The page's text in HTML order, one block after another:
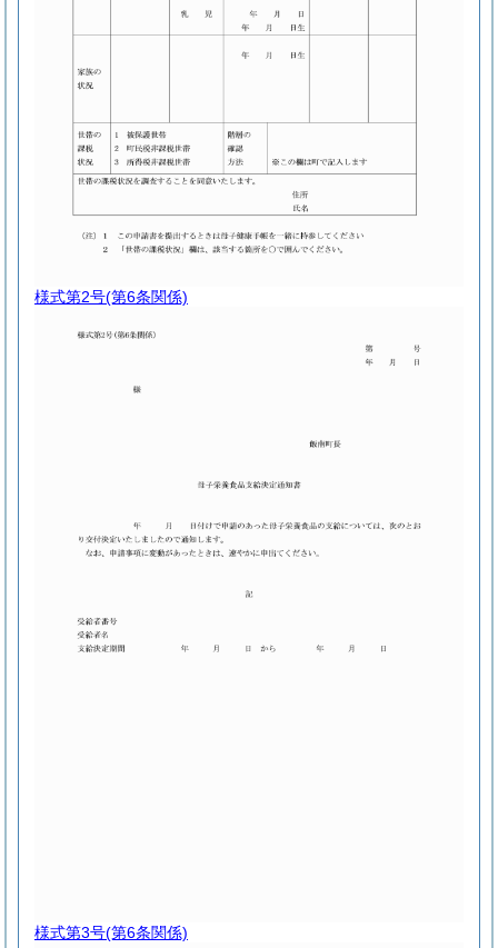
様式第2号(第6条関係)
様式第3号(第6条関係)